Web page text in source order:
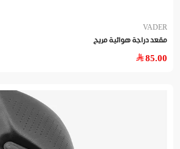
VADER
مقعد دراجة هوائية مريح
85.00